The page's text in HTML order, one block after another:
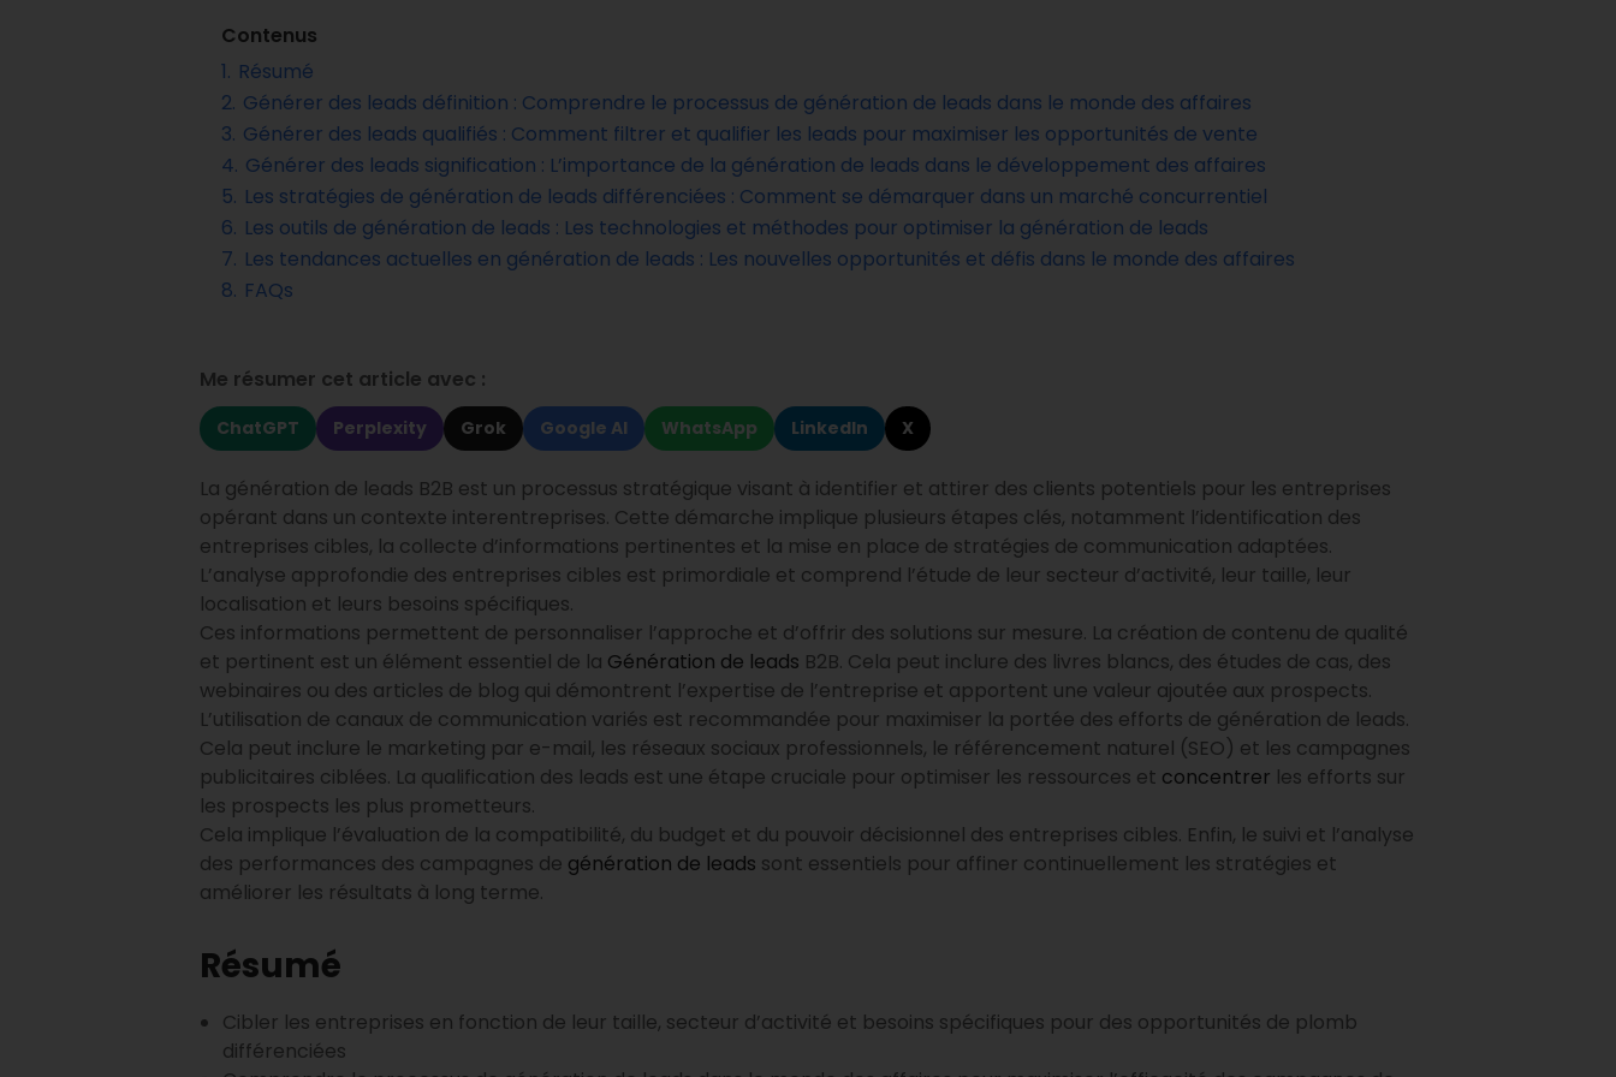
Contenus
1. Résumé
2. Générer des leads définition : Comprendre le processus de génération de leads dans le monde des affaires
3. Générer des leads qualifiés : Comment filtrer et qualifier les leads pour maximiser les opportunités de vente
4. Générer des leads signification : L’importance de la génération de leads dans le développement des affaires
5. Les stratégies de génération de leads différenciées : Comment se démarquer dans un marché concurrentiel
6. Les outils de génération de leads : Les technologies et méthodes pour optimiser la génération de leads
7. Les tendances actuelles en génération de leads : Les nouvelles opportunités et défis dans le monde des affaires
8. FAQs
Me résumer cet article avec :
ChatGPT Perplexity Grok Google AI WhatsApp LinkedIn X
La génération de leads B2B est un processus stratégique visant à identifier et attirer des clients potentiels pour les entreprises
opérant dans un contexte interentreprises. Cette démarche implique plusieurs étapes clés, notamment l’identification des
entreprises cibles, la collecte d’informations pertinentes et la mise en place de stratégies de communication adaptées.
L’analyse approfondie des entreprises cibles est primordiale et comprend l’étude de leur secteur d’activité, leur taille, leur
localisation et leurs besoins spécifiques.
Ces informations permettent de personnaliser l’approche et d’offrir des solutions sur mesure. La création de contenu de qualité
et pertinent est un élément essentiel de la Génération de leads B2B. Cela peut inclure des livres blancs, des études de cas, des
webinaires ou des articles de blog qui démontrent l’expertise de l’entreprise et apportent une valeur ajoutée aux prospects.
L’utilisation de canaux de communication variés est recommandée pour maximiser la portée des efforts de génération de leads.
Cela peut inclure le marketing par e-mail, les réseaux sociaux professionnels, le référencement naturel (SEO) et les campagnes
publicitaires ciblées. La qualification des leads est une étape cruciale pour optimiser les ressources et concentrer les efforts sur
les prospects les plus prometteurs.
Cela implique l’évaluation de la compatibilité, du budget et du pouvoir décisionnel des entreprises cibles. Enfin, le suivi et l’analyse
des performances des campagnes de génération de leads sont essentiels pour affiner continuellement les stratégies et
améliorer les résultats à long terme.
Résumé
Cibler les entreprises en fonction de leur taille, secteur d’activité et besoins spécifiques pour des opportunités de plomb
différenciées